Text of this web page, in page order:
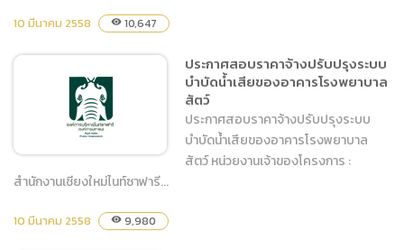
ประกาศสอบราคาจ้างก่อสร้าง
ส่วนแสดงนกกระตั้ว
10 มีนาคม 2558 visibility 10,647
ประกาศสอบราคาจ้างปรับปรุง
ประกาศสอบราคาจ้างปรับปรุงระบบ
บำบัดน้ำเสียของอาคารโรงพยาบาล
สัตว์
ประกาศสอบราคาจ้างปรับปรุงระบบ
บำบัดน้ำเสียของอาคารโรงพยาบาล
สัตว์ หน่วยงานเจ้าของโครงการ :
สำนักงานเชียงใหม่ไนท์ซาฟารี...
10 มีนาคม 2558 visibility 9,980